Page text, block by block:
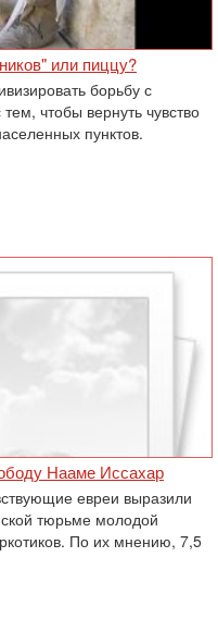
или пиццу?
борьбу с
чтобы вернуть чувство
пунктов.
Нааме Иссахар
евреи выразили
тюрьме молодой
По их мнению, 7,5